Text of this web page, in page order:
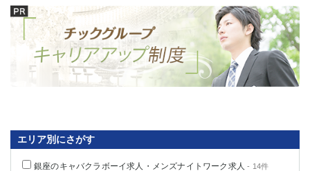
エリア別にさがす
銀座のキャバクラボーイ求人・メンズナイトワーク求人 - 14件
武蔵小杉
小田原
横浜・桜木町
関内・馬車道・日ノ出町 武蔵新城
元住吉
茅ヶ崎
戸塚
たまプラーザ
桜木町